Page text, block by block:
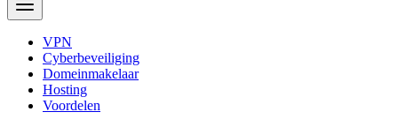
VPN
Cyberbeveiliging
Domeinmakelaar
Hosting
Voordelen